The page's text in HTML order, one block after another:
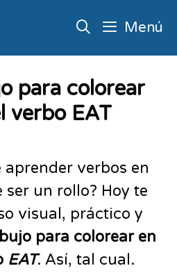
Menú
para colorear
verbo EAT
aprender verbos en
ser un rollo? Hoy te
visual, práctico y
para colorear en
EAT. Así, tal cual.